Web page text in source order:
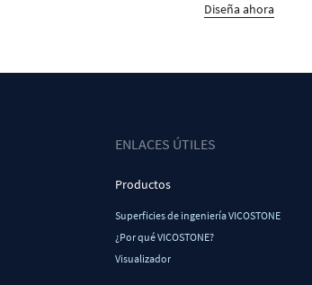
Diseña ahora
ENLACES ÚTILES
Productos
Superficies de ingeniería VICOSTONE
¿Por qué VICOSTONE?
Visualizador